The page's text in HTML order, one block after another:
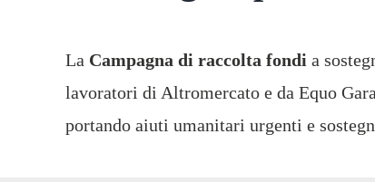
La Campagna di raccolta fondi a
lavoratori di Altromercato e da Equo
portando aiuti umanitari urgenti e